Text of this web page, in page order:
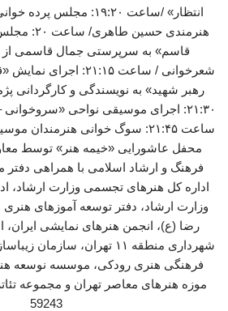
انتظار» /ساعت ۱۹:۲۰: مجلس
هنرمندی
شعرخوانی / ساعت ۲۱:۱۵:
رهبر شهید» به نویسندگی و کارگردانی
۲۱:۳۰: اجرای موسیقی نواحی
ساعت ۲۱:۴۵: سوگ خوانی هنرمندان
محفل عاشورایی «خیمه هنر» توسط
فرهنگ و ارشاد اسلامی با همراهی
اداره کل هنرهای تجسمی وزارت ارشاد،
وزارت ارشاد، دفتر توسعه آموزهای هنری
رضا (ع)، انجمن هنرهای نمایشی ایران،
شهرداری منطقه ۱۱ تهران،
فرهنگی هنری رودکی، موسسه نوسعه
موزه هنرهای معاصر تهران و مجموعه
59243